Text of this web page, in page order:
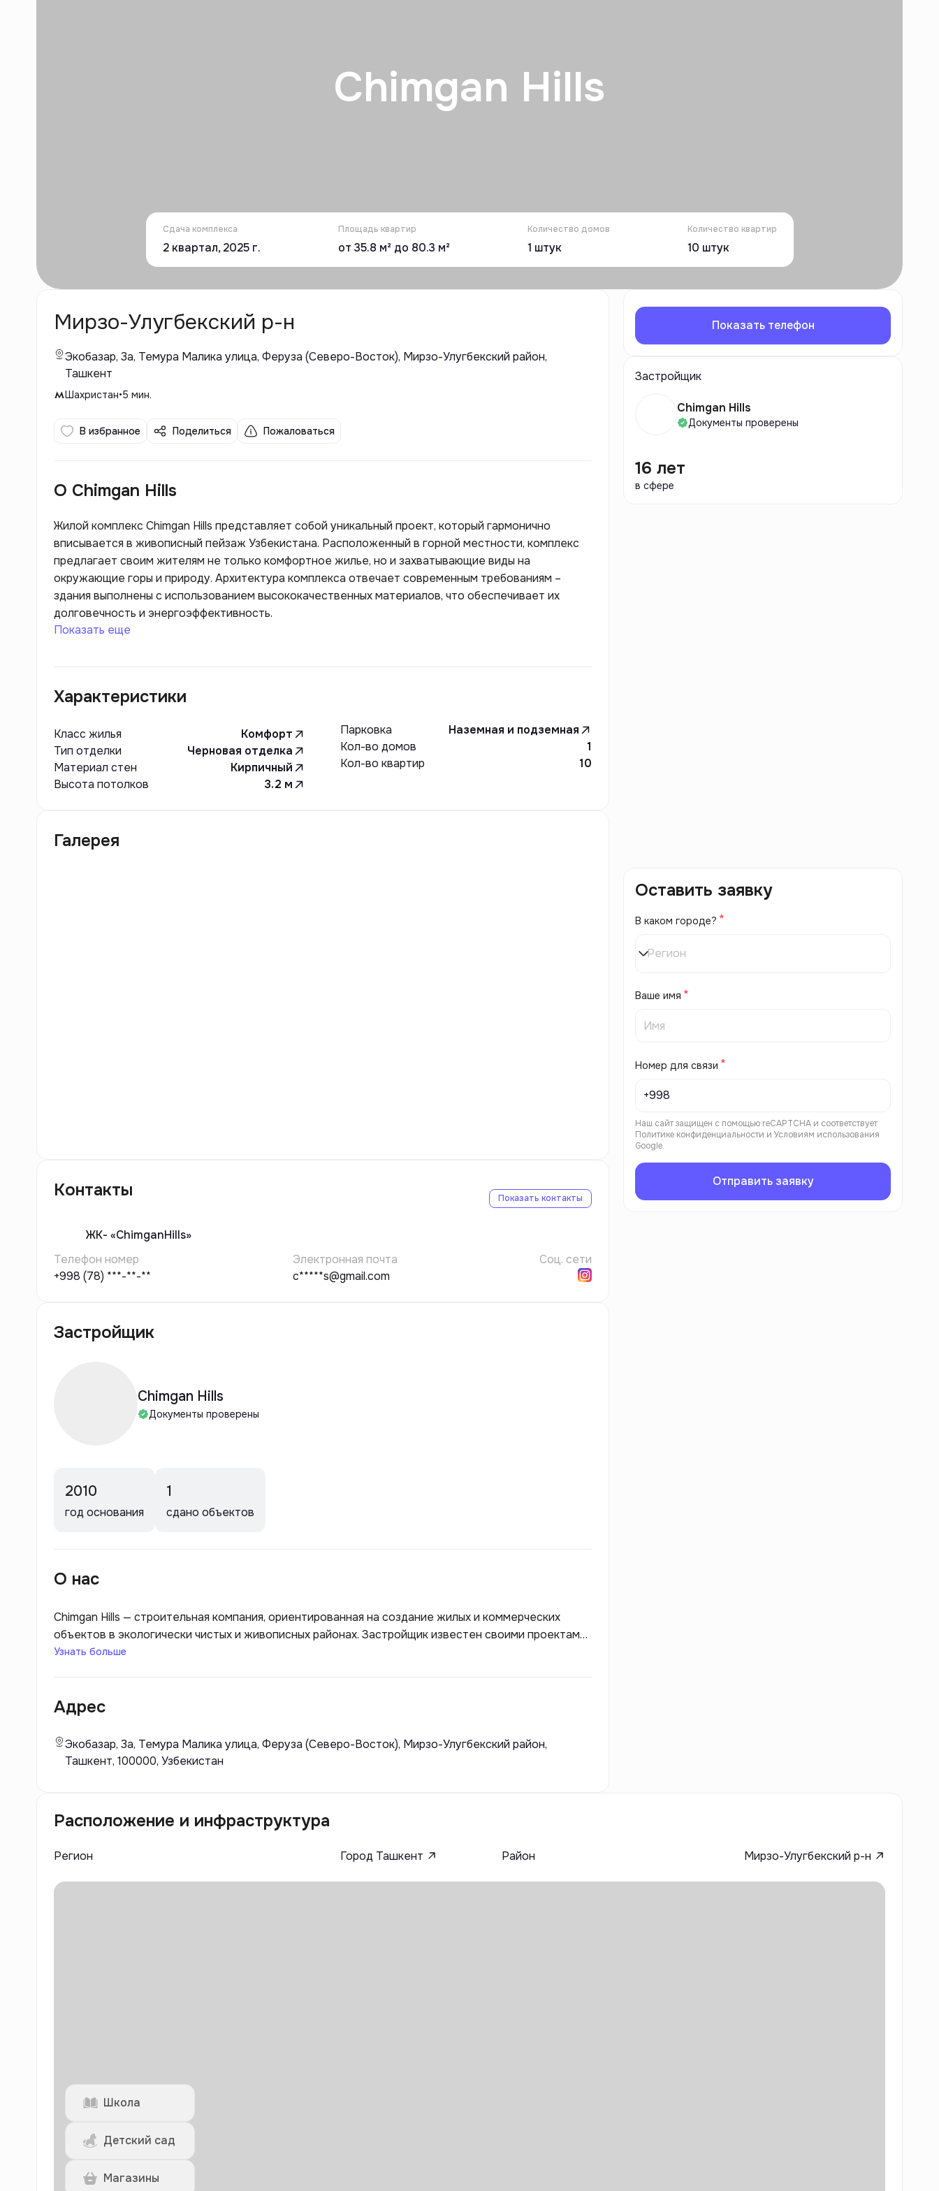
Chimgan Hills
Сдача комплекса
2 квартал, 2025 г.
Площадь квартир
от 35.8 м² до 80.3 м²
Количество домов
1 штук
Количество квартир
10 штук
Мирзо-Улугбекский р-н
Экобазар, 3а, Темура Малика улица, Феруза (Северо-Восток), Мирзо-Улугбекский район,
Ташкент
Шахристан•5 мин.
В избранное Поделиться Пожаловаться
О Chimgan Hills
Жилой комплекс Chimgan Hills представляет собой уникальный проект, который гармонично
вписывается в живописный пейзаж Узбекистана. Расположенный в горной местности, комплекс
предлагает своим жителям не только комфортное жилье, но и захватывающие виды на
окружающие горы и природу. Архитектура комплекса отвечает современным требованиям –
здания выполнены с использованием высококачественных материалов, что обеспечивает их
долговечность и энергоэффективность.
Показать еще
Характеристики
Класс жилья
Комфорт
Тип отделки
Черновая отделка
Материал стен
Кирпичный
Высота потолков
3.2 м
Парковка
Наземная и подземная
Кол-во домов
1
Кол-во квартир
10
Галерея
Контакты Показать контакты
ЖК- «ChimganHills»
Телефон номер
+998 (78) ***-**-**
Электронная почта
c*****s@gmail.com
Соц. сети
Застройщик
Chimgan Hills
Документы проверены
2010
год основания
1
сдано объектов
О нас
Chimgan Hills — строительная компания, ориентированная на создание жилых и коммерческих
объектов в экологически чистых и живописных районах. Застройщик известен своими проектами,
которые сочетают современные архитектурные решения с уникальной природной средой.
атмосферу для жизни и отдыха. Компания стремится предложить своим клиентам жилье, которое
уединение и природную красоту.
Узнать больше
Адрес
Экобазар, 3а, Темура Малика улица, Феруза (Северо-Восток), Мирзо-Улугбекский район,
Ташкент, 100000, Узбекистан
Показать телефон
Застройщик
Chimgan Hills
Документы проверены
16 лет
в сфере
Оставить заявку
В каком городе?
Регион
Ваше имя
Номер для связи
Наш сайт защищен с помощью reCAPTCHA и соответствует
Политике конфиденциальности и Условиям использования
Google.
Отправить заявку
Расположение и инфраструктура
Регион Город Ташкент Район Мирзо-Улугбекский р-н
Школа
Детский сад
Магазины